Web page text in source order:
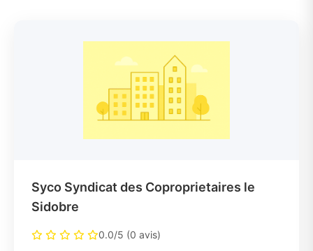
Syco Syndicat des Coproprietaires le
Sidobre
0.0/5 (0 avis)